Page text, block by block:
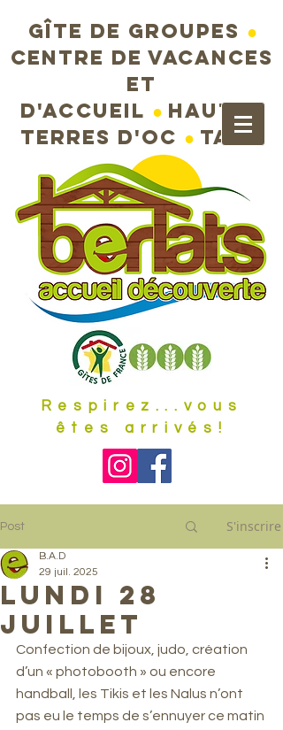
Gîte de groupes ●
Centre de vacances
et
d'accueil ● Hautes
terres d'Oc ●Tarn
Respirez...vous
êtes arrivés!
Post S'inscrire
Lundi 28
juillet
B.A.D
29 juil. 2025
Confection de bijoux, judo, création
d’un « photobooth » ou encore
handball, les Tikis et les Nalus n’ont
pas eu le temps de s’ennuyer ce matin